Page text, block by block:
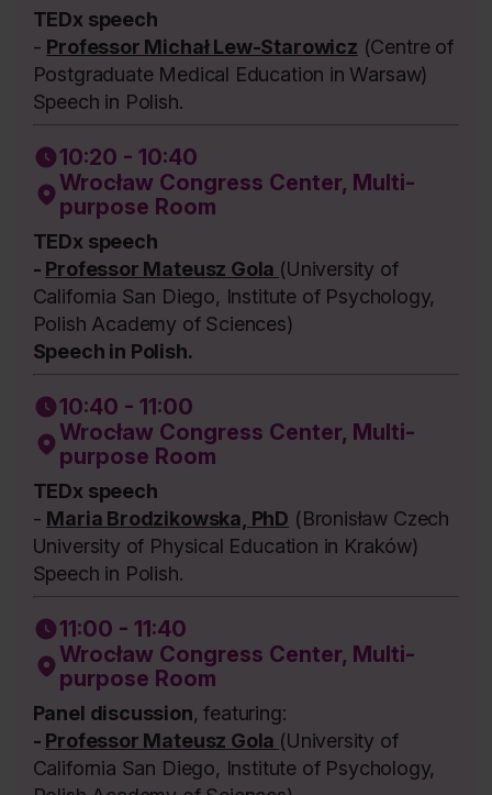
TEDx speech
- Professor Michał Lew-Starowicz (Centre of
Postgraduate Medical Education in Warsaw)
Speech in Polish.
10:20 - 10:40
Wrocław Congress Center, Multi-
purpose Room
TEDx speech
- Professor Mateusz Gola (University of
California San Diego, Institute of Psychology,
Polish Academy of Sciences)
Speech in Polish.
10:40 - 11:00
Wrocław Congress Center, Multi-
purpose Room
TEDx speech
- Maria Brodzikowska, PhD (Bronisław Czech
University of Physical Education in Kraków)
Speech in Polish.
11:00 - 11:40
Wrocław Congress Center, Multi-
purpose Room
Panel discussion, featuring:
- Professor Mateusz Gola (University of
California San Diego, Institute of Psychology,